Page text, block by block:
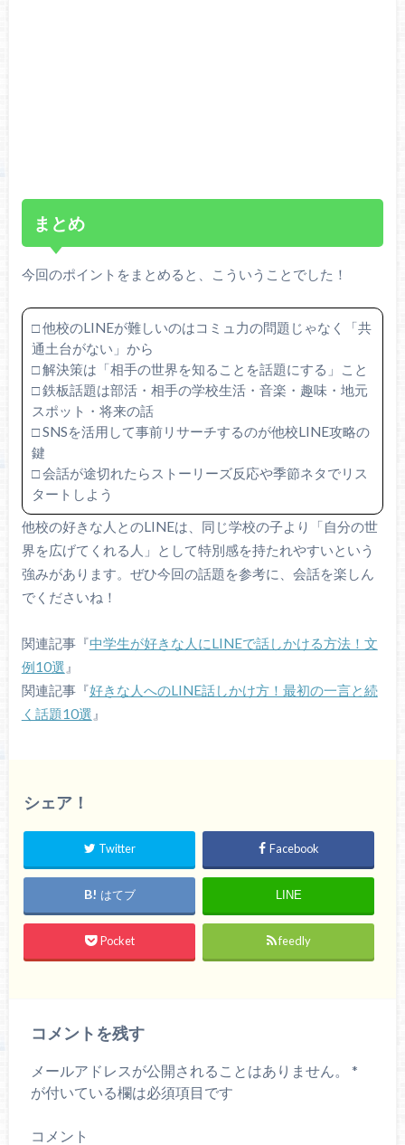
まとめ
今回のポイントをまとめると、こういうことでした！
□ 他校のLINEが難しいのはコミュ力の問題じゃなく「共
通土台がない」から
□ 解決策は「相手の世界を知ることを話題にする」こと
□ 鉄板話題は部活・相手の学校生活・音楽・趣味・地元
スポット・将来の話
□ SNSを活用して事前リサーチするのが他校LINE攻略の
鍵
□ 会話が途切れたらストーリーズ反応や季節ネタでリス
タートしよう
他校の好きな人とのLINEは、同じ学校の子より「自分の世
界を広げてくれる人」として特別感を持たれやすいという
強みがあります。ぜひ今回の話題を参考に、会話を楽しん
でくださいね！
関連記事『中学生が好きな人にLINEで話しかける方法！文
例10選 』
関連記事『好きな人へのLINE話しかけ方！最初の一言と続
く話題10選 』
シェア！
Twitter Facebook
はてブ LINE
Pocket feedly
コメントを残す
メールアドレスが公開されることはありません。
*
が付いている欄は必須項目です
コメント